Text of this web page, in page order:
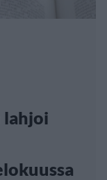
lahjoi